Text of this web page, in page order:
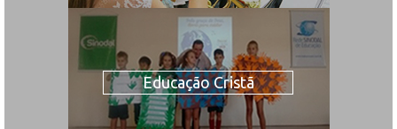
Educação Cristã